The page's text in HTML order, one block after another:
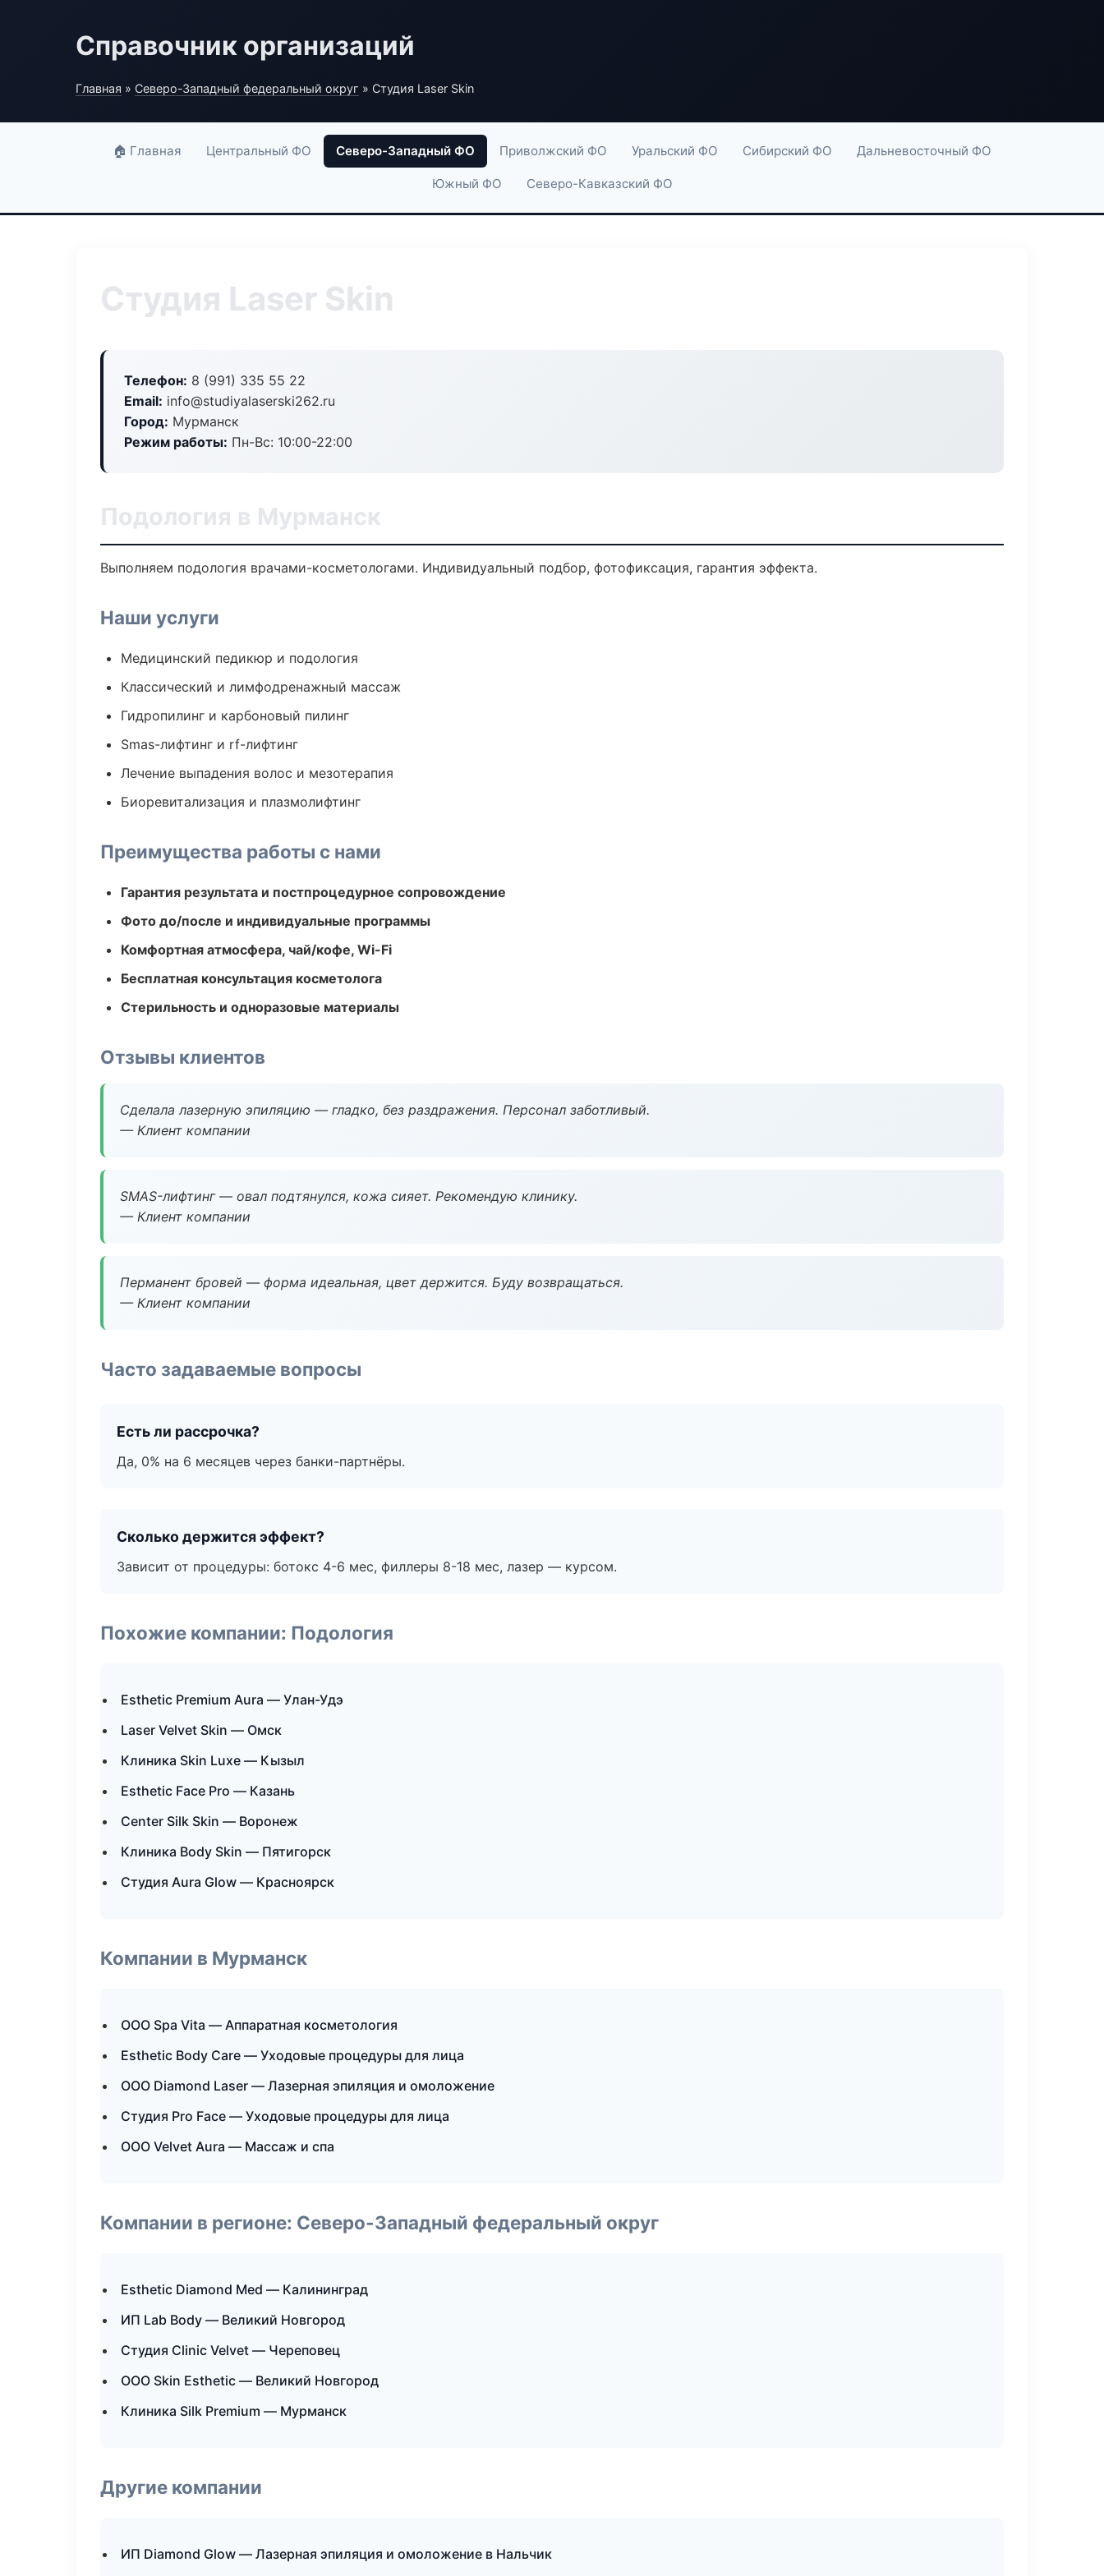
Справочник организаций
Главная » Северо-Западный федеральный округ » Студия Laser Skin
🏠 Главная Центральный ФО Северо-Западный ФО Приволжский ФО Уральский ФО Сибирский ФО Дальневосточный ФО
Южный ФО Северо-Кавказский ФО
Студия Laser Skin
Телефон: 8 (991) 335 55 22
Email: info@studiyalaserski262.ru
Город: Мурманск
Режим работы: Пн-Вс: 10:00-22:00
Подология в Мурманск
Выполняем подология врачами-косметологами. Индивидуальный подбор, фотофиксация, гарантия эффекта.
Наши услуги
Медицинский педикюр и подология
Классический и лимфодренажный массаж
Гидропилинг и карбоновый пилинг
Smas-лифтинг и rf-лифтинг
Лечение выпадения волос и мезотерапия
Биоревитализация и плазмолифтинг
Преимущества работы с нами
Гарантия результата и постпроцедурное сопровождение
Фото до/после и индивидуальные программы
Комфортная атмосфера, чай/кофе, Wi-Fi
Бесплатная консультация косметолога
Стерильность и одноразовые материалы
Отзывы клиентов
Сделала лазерную эпиляцию — гладко, без раздражения. Персонал заботливый.
— Клиент компании
SMAS-лифтинг — овал подтянулся, кожа сияет. Рекомендую клинику.
— Клиент компании
Перманент бровей — форма идеальная, цвет держится. Буду возвращаться.
— Клиент компании
Часто задаваемые вопросы
Есть ли рассрочка?
Да, 0% на 6 месяцев через банки-партнёры.
Сколько держится эффект?
Зависит от процедуры: ботокс 4-6 мес, филлеры 8-18 мес, лазер — курсом.
Похожие компании: Подология
Esthetic Premium Aura — Улан-Удэ
Laser Velvet Skin — Омск
Клиника Skin Luxe — Кызыл
Esthetic Face Pro — Казань
Center Silk Skin — Воронеж
Клиника Body Skin — Пятигорск
Студия Aura Glow — Красноярск
Компании в Мурманск
ООО Spa Vita — Аппаратная косметология
Esthetic Body Care — Уходовые процедуры для лица
ООО Diamond Laser — Лазерная эпиляция и омоложение
Студия Pro Face — Уходовые процедуры для лица
ООО Velvet Aura — Массаж и спа
Компании в регионе: Северо-Западный федеральный округ
Esthetic Diamond Med — Калининград
ИП Lab Body — Великий Новгород
Студия Clinic Velvet — Череповец
ООО Skin Esthetic — Великий Новгород
Клиника Silk Premium — Мурманск
Другие компании
ИП Diamond Glow — Лазерная эпиляция и омоложение в Нальчик